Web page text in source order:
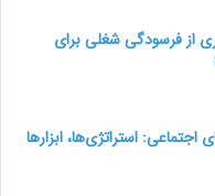
از فرسودگی شغلی برای
استراتژی‌ها، ابزارها